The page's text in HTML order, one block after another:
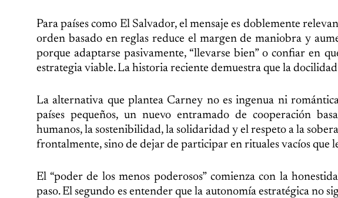
Para países como El Salvador, el mensaje es doblemente
orden basado en reglas reduce el margen de maniobra y
porque adaptarse pasivamente, “llevarse bien” o confiar en
estrategia viable. La historia reciente demuestra que la
La alternativa que plantea Carney no es ingenua ni
países pequeños, un nuevo entramado de cooperación
humanos, la sostenibilidad, la solidaridad y el respeto a la
frontalmente, sino de dejar de participar en rituales vacíos que
El “poder de los menos poderosos” comienza con la
paso. El segundo es entender que la autonomía estratégica no